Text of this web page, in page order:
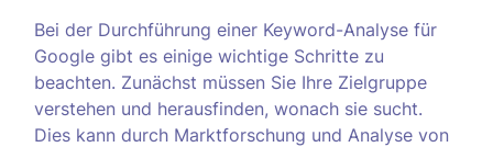
Bei der Durchführung einer Keyword-Analyse für
Google gibt es einige wichtige Schritte zu
beachten. Zunächst müssen Sie Ihre Zielgruppe
verstehen und herausfinden, wonach sie sucht.
Dies kann durch Marktforschung und Analyse von